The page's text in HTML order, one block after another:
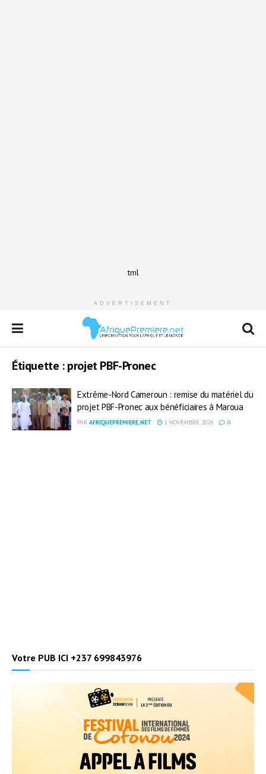
tml
ADVERTISEMENT
Étiquette :projet PBF-Pronec
Extrême-Nord Cameroun : remise du matériel du
projet PBF-Pronec aux bénéficiaires à Maroua
PAR AFRIQUEPREMIERE.NET 1 NOVEMBRE 2024 0
Votre PUB ICI +237 699843976